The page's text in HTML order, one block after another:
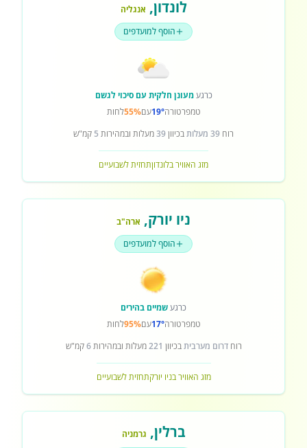
לונדון, אנגליה
הוסף למועדפים
כרגעמעונן חלקית עם סיכוי לגשם
טמפרטורה19°עם55%לחות
רוח 39 מעלות בכיוון39מעלות ובמהירות 5 קמ"ש
מזג האוויר בלונדוןתחזית לשבועיים
ניו יורק, ארה"ב
הוסף למועדפים
כרגעשמיים בהירים
טמפרטורה17°עם95%לחות
רוחדרום מערביתבכיוון 221מעלות ובמהירות6קמ"ש
מזג האוויר בניו יורקתחזית לשבועיים
ברלין, גרמניה